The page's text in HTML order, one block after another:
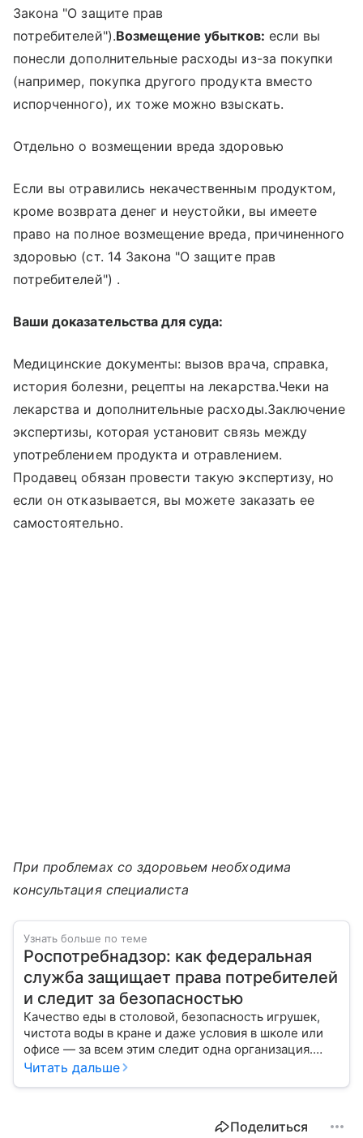
Закона "О защите прав
потребителей").Возмещение убытков: если вы
понесли дополнительные расходы из-за покупки
(например, покупка другого продукта вместо
испорченного), их тоже можно взыскать.
Отдельно о возмещении вреда здоровью
Если вы отравились некачественным продуктом,
кроме возврата денег и неустойки, вы имеете
право на полное возмещение вреда, причиненного
здоровью (ст. 14 Закона "О защите прав
потребителей") .
Ваши доказательства для суда:
Медицинские документы: вызов врача, справка,
история болезни, рецепты на лекарства.Чеки на
лекарства и дополнительные расходы.Заключение
экспертизы, которая установит связь между
употреблением продукта и отравлением.
Продавец обязан провести такую экспертизу, но
если он отказывается, вы можете заказать ее
самостоятельно.
При проблемах со здоровьем необходима
консультация специалиста
Узнать больше по теме
Роспотребнадзор: как федеральная
служба защищает права потребителей
и следит за безопасностью
Качество еды в столовой, безопасность игрушек,
чистота воды в кране и даже условия в школе или
офисе — за всем этим следит одна организация.
Роспотребнадзор — федеральная служба, которая
её работа важна для каждого жителя России.
Читать дальше
Поделиться